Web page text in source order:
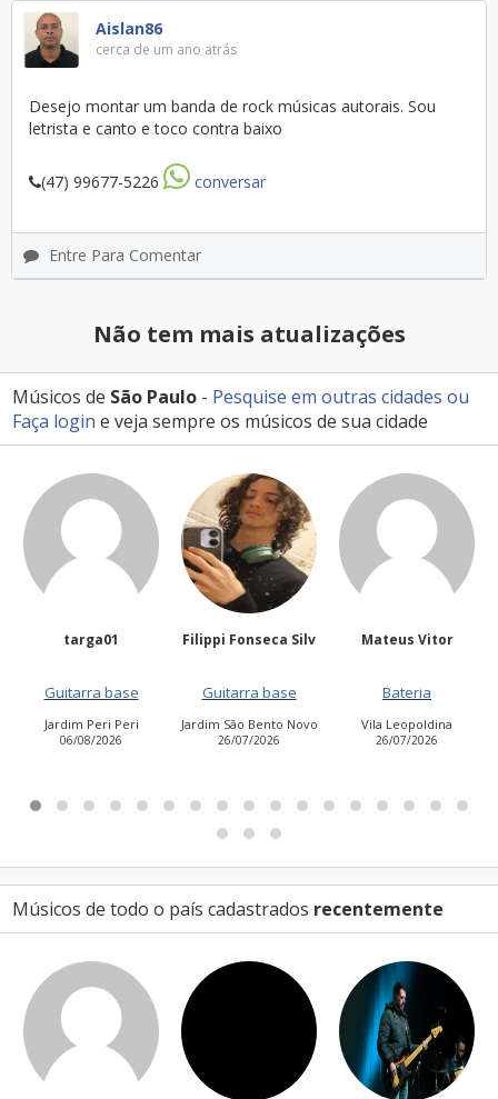
Aislan86
cerca de um ano atrás
Desejo montar um banda de rock músicas autorais. Sou
letrista e canto e toco contra baixo
(47) 99677-5226 conversar
Entre Para Comentar
Não tem mais atualizações
Músicos de São Paulo - Pesquise em outras cidades ou
Faça login e veja sempre os músicos de sua cidade
Filippi Fonseca Silv
Guitarra base
Jardim São Bento Novo
26/07/2026
Mateus Vitor
Bateria
Vila Leopoldina
26/07/2026
Anailuj Avlis
Vocalista - Baixo
Jardim Aurora (Zona
Leste)
Músicos de todo o país cadastrados recentemente